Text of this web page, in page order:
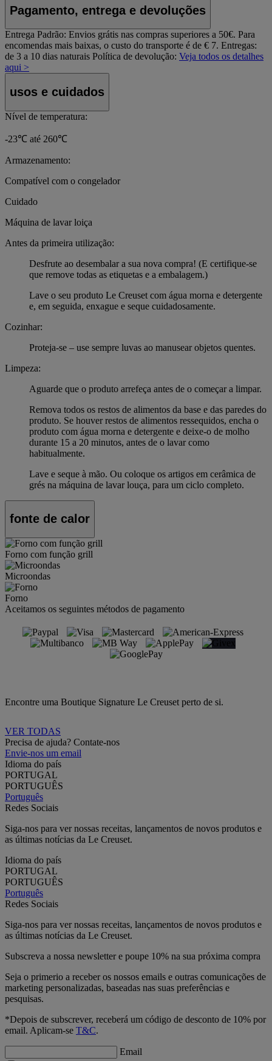
Pagamento, entrega e devoluções
Entrega Padrão: Envios grátis nas compras superiores a 50€. Para
encomendas mais baixas, o custo do transporte é de € 7. Entregas:
de 3 a 10 dias naturais Política de devolução: Veja todos os detalhes
aqui >
usos e cuidados
Nível de temperatura:
-23℃ até 260℃
Armazenamento:
Compatível com o congelador
Cuidado
Máquina de lavar loiça
Antes da primeira utilização:
Desfrute ao desembalar a sua nova compra! (E certifique-se
que remove todas as etiquetas e a embalagem.)
Lave o seu produto Le Creuset com água morna e detergente
e, em seguida, enxague e seque cuidadosamente.
Cozinhar:
Proteja-se – use sempre luvas ao manusear objetos quentes.
Limpeza:
Aguarde que o produto arrefeça antes de o começar a limpar.
Remova todos os restos de alimentos da base e das paredes do
produto. Se houver restos de alimentos ressequidos, encha o
produto com água morna e detergente e deixe-o de molho
durante 15 a 20 minutos, antes de o lavar como
habitualmente.
Lave e seque à mão. Ou coloque os artigos em cerâmica de
grés na máquina de lavar louça, para um ciclo completo.
fonte de calor
Forno com função grill
Microondas
Forno
Aceitamos os seguintes métodos de pagamento
Encontre uma Boutique Signature Le Creuset perto de si.
VER TODAS
Precisa de ajuda? Contate-nos
Envie-nos um email
Idioma do país
PORTUGAL
PORTUGUÊS
Português
Redes Sociais
Siga-nos para ver nossas receitas, lançamentos de novos produtos e
as últimas notícias da Le Creuset.
Idioma do país
PORTUGAL
PORTUGUÊS
Português
Redes Sociais
Siga-nos para ver nossas receitas, lançamentos de novos produtos e
as últimas notícias da Le Creuset.
Subscreva a nossa newsletter e poupe 10% na sua próxima compra
Seja o primerio a receber os nossos emails e outras comunicações de
marketing personalizadas, baseadas nas suas preferências e
pesquisas.
*Depois de subscrever, receberá um código de desconto de 10% por
email. Aplicam-se T&C.
Email